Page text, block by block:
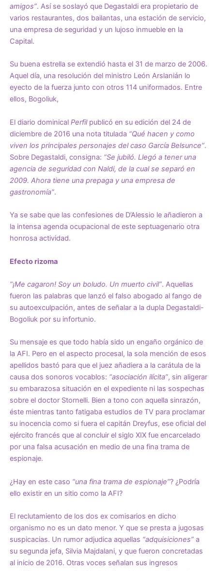
amigos”. Así se soslayó que Degastaldi era propietario de
varios restaurantes, dos bailantas, una estación de servicio,
una empresa de seguridad y un lujoso inmueble en la
Capital.
Su buena estrella se extendió hasta el 31 de marzo de 2006.
Aquel día, una resolución del ministro León Arslanián lo
eyecto de la fuerza junto con otros 114 uniformados. Entre
ellos, Bogoliuk,
El diario dominical Perfilpublicó en su edición del 24 de
diciembre de 2016 una nota titulada “Qué hacen y como
viven los principales personajes del caso García Belsunce”.
Sobre Degastaldi, consigna: “Se jubiló. Llegó a tener una
agencia de seguridad con Naldi, de la cual se separó en
2009. Ahora tiene una prepaga y una empresa de
gastronomía”.
Ya se sabe que las confesiones de D’Alessio le añadieron a
la intensa agenda ocupacional de este septuagenario otra
honrosa actividad.
Efecto rizoma
“¡Me cagaron! Soy un boludo. Un muerto civil”. Aquellas
fueron las palabras que lanzó el falso abogado al fango de
su autoexculpación, antes de señalar a la dupla Degastaldi-
Bogoliuk por su infortunio.
Su mensaje es que todo había sido un engaño orgánico de
la AFI. Pero en el aspecto procesal, la sola mención de esos
apellidos bastó para que el juez añadiera a la carátula de la
causa dos sonoros vocablos: “asociación ilícita”, sin aligerar
su embarazosa situación en el expediente ni las sospechas
sobre el doctor Stornelli. Bien a tono con aquella sinrazón,
éste mientras tanto fatigaba estudios de TV para proclamar
su inocencia como si fuera el capitán Dreyfus, ese oficial del
ejército francés que al concluir el siglo XIX fue encarcelado
por una falsa acusación en medio de una fina trama de
espionaje.
¿Hay en este caso “una fina trama de espionaje”? ¿Podría
ello existir en un sitio como la AFI?
El reclutamiento de los dos ex comisarios en dicho
organismo no es un dato menor. Y que se presta a jugosas
suspicacias. Un rumor adjudica aquellas “adquisiciones” a
su segunda jefa, Silvia Majdalani, y que fueron concretadas
al inicio de 2016. Otras voces señalan sus ingresos